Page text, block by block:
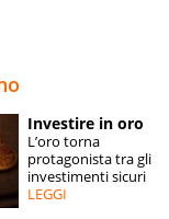
SPECIALI
ESPERTI
Investire in oro
L’oro torna
protagonista tra gli
investimenti sicuri
LEGGI